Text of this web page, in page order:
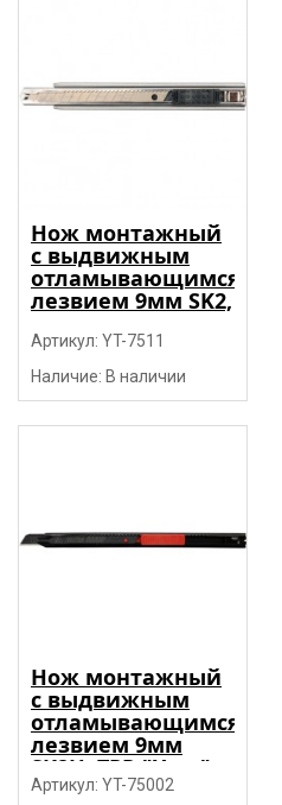
Нож монтажный
с выдвижным
отламывающимся
лезвием 9мм SK2,
сталь "Yato"
Артикул: YT-7511
Наличие: В наличии
Нож монтажный
с выдвижным
отламывающимся
лезвием 9мм
SK2H, TPR "Yato"
Артикул: YT-75002